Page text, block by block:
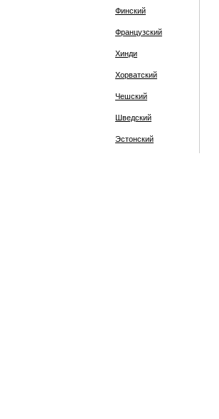
Финский
Французский
Хинди
Хорватский
Чешский
Шведский
Эстонский